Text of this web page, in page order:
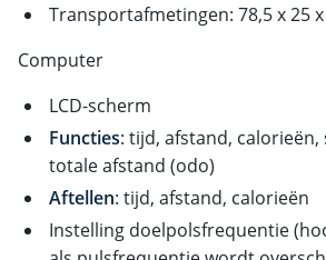
Transportafmetingen: 78,5 x 25
Computer
LCD-scherm
Functies: tijd, afstand,
totale afstand (odo)
Aftellen: tijd, afstand, calorieën
Instelling doelpolsfrequentie